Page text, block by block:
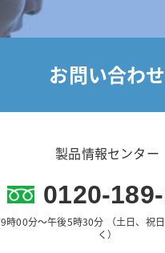
お問い合わせ
製品情報センター
0120-
時00分～午後5時30分 （土日、祝
く）